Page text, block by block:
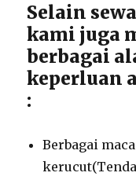
Selain
kami juga
berbagai
keperluan
:
Berbagai